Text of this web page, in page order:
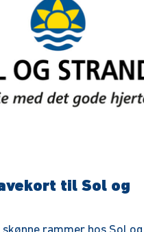
til Sol og
skønne rammer hos Sol og